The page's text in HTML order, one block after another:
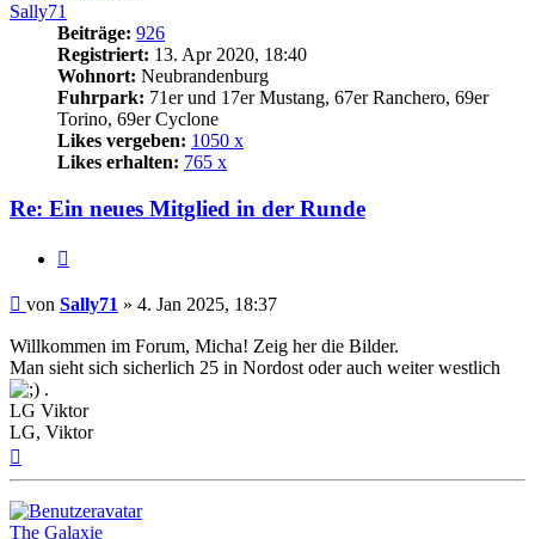
Sally71
Beiträge: 926
Registriert: 13. Apr 2020, 18:40
Wohnort: Neubrandenburg
Fuhrpark: 71er und 17er Mustang, 67er Ranchero, 69er
Torino, 69er Cyclone
Likes vergeben: 1050 x
Likes erhalten: 765 x
Re: Ein neues Mitglied in der Runde
Beitrag
von Sally71 » 4. Jan 2025, 18:37
Willkommen im Forum, Micha! Zeig her die Bilder.
Man sieht sich sicherlich 25 in Nordost oder auch weiter westlich
.
LG Viktor
LG, Viktor
The Galaxie